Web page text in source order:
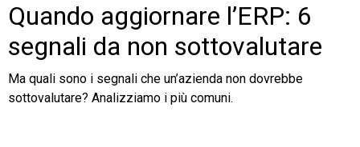
Quando aggiornare l’ERP: 6
segnali da non sottovalutare
Ma quali sono i segnali che un’azienda non dovrebbe
sottovalutare? Analizziamo i più comuni.